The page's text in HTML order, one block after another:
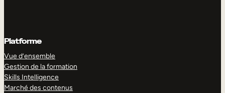
Platforme
Vue d’ensemble
Gestion de la formation
Skills Intelligence
Marché des contenus